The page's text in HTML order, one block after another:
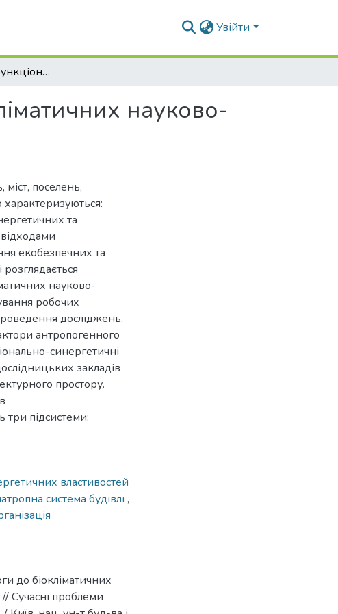
Увійти
Архітектурно-функціональні вимоги до біокліматичних науково-дослідницьких будівель
науково-
поселень,
та
екобезпечних та
науково-
робочих
досліджень,
антропогенного
синергетичні
закладів
простору.
три підсистеми:
властивостей
система будівлі ,
до біокліматичних
Сучасні проблеми